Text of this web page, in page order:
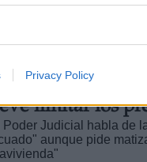
Privacy Policy
la nueva
limitar los
Judicial habla de
aunque pide